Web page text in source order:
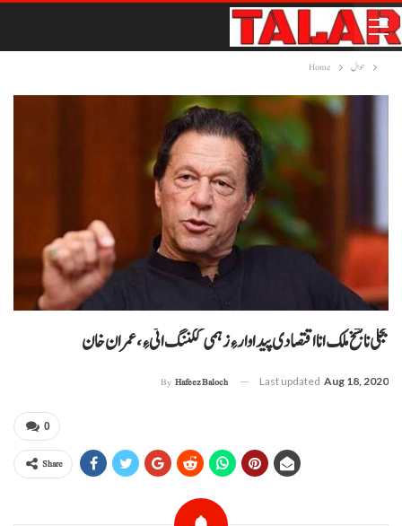
Home حوال
بجلی نا بشخ ملک انا اقتصادی پیداوار ءِ زہمی ککننگ اٹی ءِ، عمران خان
By Hafeez Baloch Last updated Aug 18, 2020
0
Share